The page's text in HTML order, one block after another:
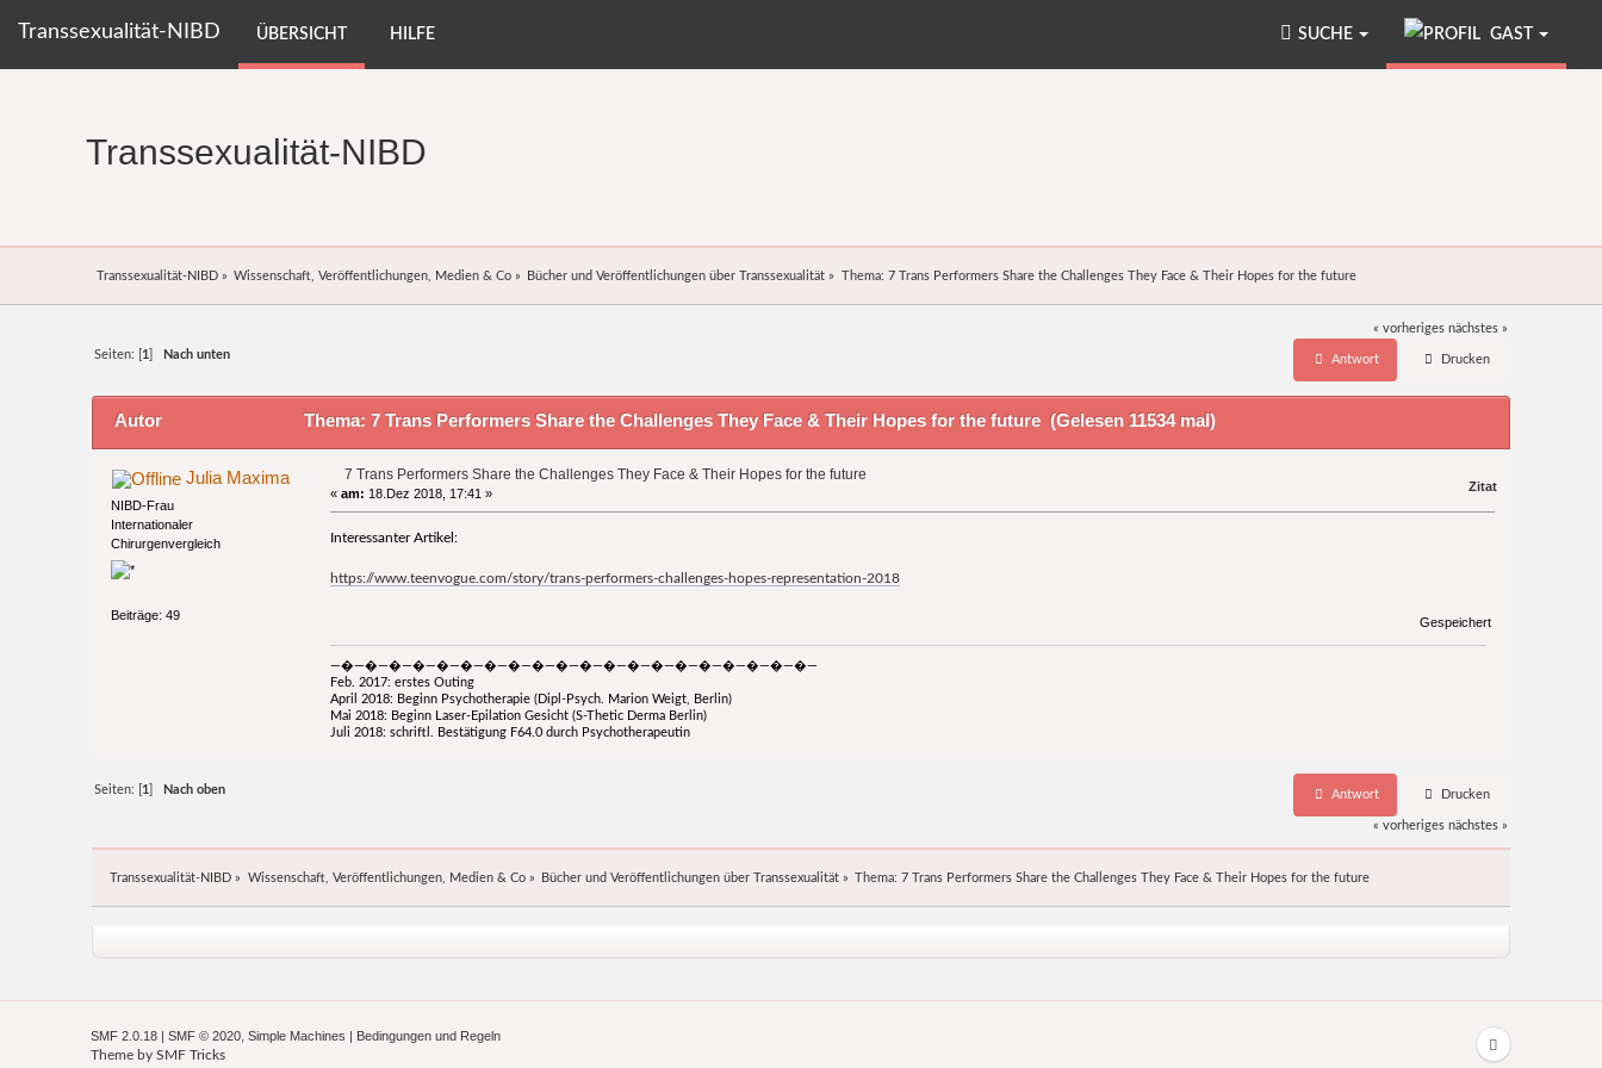
Transsexualität-NIBD ÜBERSICHT HILFE GAST
SUCHE
Transsexualität-NIBD
Transsexualität-NIBD» Wissenschaft, Veröffentlichungen, Medien & Co » Bücher und Veröffentlichungen über Transsexualität » Thema: 7 Trans Performers Share the Challenges They Face & Their Hopes for the future
« vorheriges nächstes »
Antwort Drucken
Seiten: [ 1 Nach unten
Autor Thema: 7 Trans Performers Share the Challenges They Face & Their Hopes for the future (Gelesen 11534 mal)
Julia Maxima
NIBD-Frau
Internationaler
Chirurgenvergleich
Beiträge: 49
7 Trans Performers Share the Challenges They Face & Their Hopes for the future
« am: 18.Dez 2018, 17:41 » Zitat
Interessanter Artikel:
https://www.teenvogue.com/story/trans-performers-challenges-hopes-representation-2018
Gespeichert
—�—�—�—�—�—�—�—�—�—�—�—�—�—�—�—�—�—�—�—�—
Feb. 2017: erstes Outing
April 2018: Beginn Psychotherapie (Dipl-Psych. Marion Weigt, Berlin)
Mai 2018: Beginn Laser-Epilation Gesicht (S-Thetic Derma Berlin)
Juli 2018: schriftl. Bestätigung F64.0 durch Psychotherapeutin
Antwort Drucken
Seiten: [ 1 Nach oben
« vorheriges nächstes »
Transsexualität-NIBD » Wissenschaft, Veröffentlichungen, Medien & Co» Bücher und Veröffentlichungen über Transsexualität» Thema:7 Trans Performers Share the Challenges They Face & Their Hopes for the future
SMF 2.0.18 |SMF © 2020 ,Simple Machines | Bedingungen und Regeln
Theme bySMF Tricks